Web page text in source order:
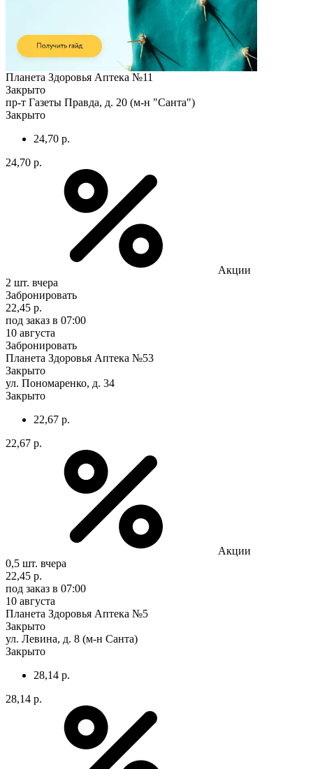
Планета Здоровья Аптека №11
Закрыто
пр-т Газеты Правда, д. 20 (м-н "Санта")
Закрыто
24,70 р.
24,70 р.
Акции
2 шт. вчера
Забронировать
22,45 р.
под заказ в 07:00
10 августа
Забронировать
Планета Здоровья Аптека №53
Закрыто
ул. Пономаренко, д. 34
Закрыто
22,67 р.
22,67 р.
Акции
0,5 шт. вчера
22,45 р.
под заказ в 07:00
10 августа
Планета Здоровья Аптека №5
Закрыто
ул. Левина, д. 8 (м-н Санта)
Закрыто
28,14 р.
28,14 р.